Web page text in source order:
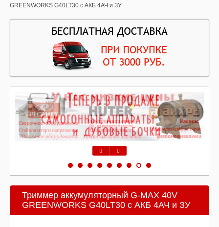
GREENWORKS G40LT30 c АКБ 4АЧ и ЗУ
Триммер аккумуляторный G-MAX 40V
GREENWORKS G40LT30 c АКБ 4АЧ и ЗУ